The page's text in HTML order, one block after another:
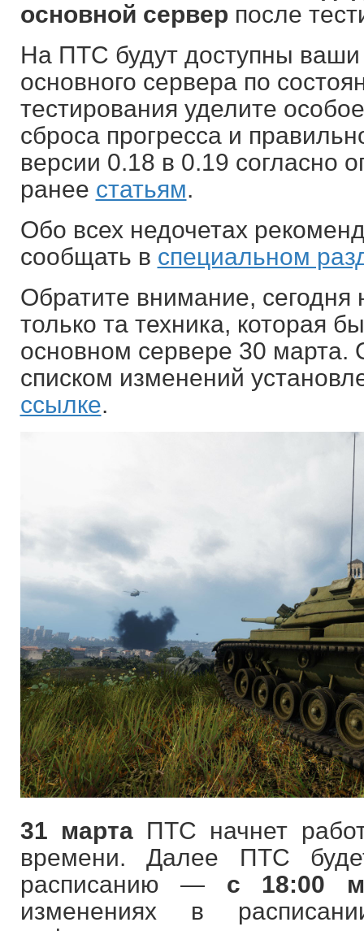
основной сервер после
На ПТС будут доступны
основного сервера по
тестирования уделите
сброса прогресса и
версии 0.18 в 0.19 согласно
ранее статьям.
Обо всех недочетах
сообщать в специальном
Обратите внимание,
только та техника, которая
основном сервере 30 марта.
списком изменений
ссылке.
31 мартаПТС начнет
времени. Далее ПТС
расписанию — с 18:00
изменениях в